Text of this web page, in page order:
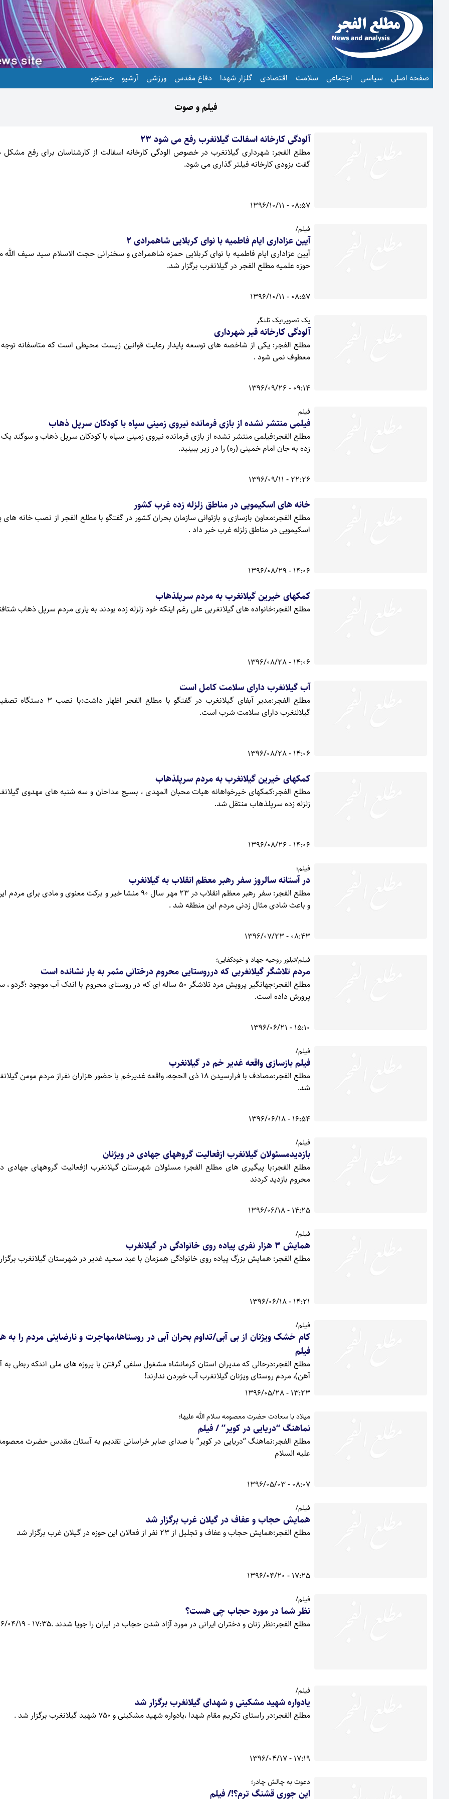
صفحه اصلی سیاسی اجتماعی سلامت اقتصادی گلزار شهدا دفاع مقدس ورزشی آرشیو جستجو
فیلم و صوت
آلودگی کارخانه اسفالت گیلانغرب رفع می شود 23
مطلع الفجر: شهرداری گیلانغرب در خصوص الودگی کارخانه اسفالت از کارشناسان برای رفع
گفت بزودی کارخانه فیلتر گذاری می شود.
08:57 - 1396/10/11
فیلم/
آیین عزاداری ایام فاطمیه با نوای کربلایی شاهمرادی 2
آیین عزاداری ایام فاطمیه با نوای کربلایی حمزه شاهمرادی و سخنرانی حجت الاسلام سید سیف
حوزه علمیه مطلع الفجر در گیلانغرب برگزار شد.
08:57 - 1396/10/11
یک تصویر؛یک تلنگر
آلودگی کارخانه قیر شهرداری
مطلع الفجر: یکی از شاخصه های توسعه پایدار رعایت قوانین زیست محیطی است که متاسفانه
معطوف نمی شود .
09:14 - 1396/09/26
فیلم
فیلمی منتشر نشده از بازی فرمانده نیروی زمینی سپاه با کودکان سرپل ذهاب
مطلع الفجر:فیلمی منتشر نشده از بازی فرمانده نیروی زمینی سپاه با کودکان سرپل ذهاب و سوگند یک
زده به جان امام خمینی (ره) را در زیر ببینید.
22:26 - 1396/09/11
خانه های اسکیمویی در مناطق زلزله زده غرب کشور
مطلع الفجر:معاون بازسازی و بازتوانی سازمان بحران کشور در گفتگو با مطلع الفجر از نصب خانه
اسکیمویی در مناطق زلزله غرب خبر داد .
14:06 - 1396/08/29
کمکهای خیرین گیلانغرب به مردم سرپلذهاب
مطلع الفجر:خانواده های گیلانغربی علی رغم اینکه خود زلزله زده بودند به یاری مردم سرپل ذهاب
14:06 - 1396/08/28
آب گیلانغرب دارای سلامت کامل است
مطلع الفجر:مدیر آبفای گیلانغرب در گفتگو با مطلع
گیلالنغرب دارای سلامت شرب است.
14:06 - 1396/08/28
کمکهای خیرین گیلانغرب به مردم سرپلذهاب
مطلع الفجر:کمکهای خیرخواهانه هیات محبان المهدی ، بسیج مداحان و سه شنبه های مهدوی
زلزله زده سرپلذهاب منتقل شد.
14:06 - 1396/08/26
فیلم؛
در آستانه سالروز سفر رهبر معظم انقلاب به گیلانغرب
مطلع الفجر: سفر رهبر معظم انقلاب در 23 مهر سال 90 منشا خیر و برکت معنوی و مادی
و باعث شادی مثال زدنی مردم این منطقه شد .
08:43 - 1396/07/23
فیلم/تبلور روحیه جهاد و خودکفایی؛
مردم تلاشگر گیلانغربی که درروستایی محروم درختانی مثمر به بار نشانده است
مطلع الفجر:جهانگیر پرویش مرد تلاشگر 50 ساله ای که در روستای محروم با اندک آب
پرورش داده است.
15:10 - 1396/06/21
فیلم/
فیلم بازسازی واقعه غدیر خم در گیلانغرب
مطلع الفجر:مصادف با فرارسیدن 18 ذی الحجه، واقعه غدیرخم با حضور هزاران نفراز مردم مومن
شد.
16:54 - 1396/06/18
فیلم/
بازدیدمسئولان گیلانغرب ازفعالیت گروههای جهادی در ویژنان
مطلع الفجر:با پیگیری های مطلع الفجر؛ مسئولان شهرستان گیلانغرب ازفعالیت گروههای جهادی
محروم بازدید کردند
14:25 - 1396/06/18
فیلم/
همایش 3 هزار نفری پیاده روی خانوادگی در گیلانغرب
مطلع الفجر: همایش بزرگ پیاده روی خانوادگی همزمان با عید سعید غدیر در شهرستان گیلانغرب
14:21 - 1396/06/18
فیلم/
کام خشک ویژنان از بی آبی/تداوم بحران آبی در روستاها،مهاجرت و نارضایتی مردم را به
فیلم
مطلع الفجر:درحالی که مدیران استان کرمانشاه مشغول سلفی گرفتن با پروژه های ملی اندکه ربطی به
آهن)، مردم روستای ویژنان گیلانغرب آب خوردن ندارند!
13:23 - 1396/05/28
میلاد با سعادت حضرت معصومه سلام الله علیها؛
نماهنگ “دریایی در کویر” / فیلم
مطلع الفجر:نماهنگ “دریایی در کویر” با صدای صابر خراسانی تقدیم به آستان مقدس حضرت
علیه السلام
08:07 - 1396/05/03
فیلم/
همایش حجاب و عفاف در گیلان غرب برگزار شد
مطلع الفجر:همایش حجاب و عفاف و تجلیل از 23 نفر از فعالان این حوزه در گیلان غرب برگزار شد
17:25 - 1396/04/20
فیلم/
نظر شما در مورد حجاب چی هست؟
مطلع الفجر:نظر زنان و دختران ایرانی در مورد آزاد شدن حجاب در ایران را جویا شدند .17:35 - 1396/04/19
فیلم/
یادواره شهید مشکینی و شهدای گیلانغرب برگزار شد
مطلع الفجر:در راستای تکریم مقام شهدا ،یادواره شهید مشکینی و 750 شهید گیلانغرب برگزار شد .
17:19 - 1396/04/17
دعوت به چالش چادر؛
این جوری قشنگ ترم؟!/ فیلم